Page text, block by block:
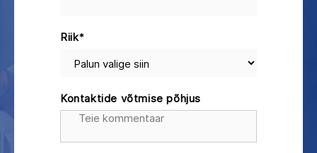
Riik*
Kontaktide võtmise põhjus